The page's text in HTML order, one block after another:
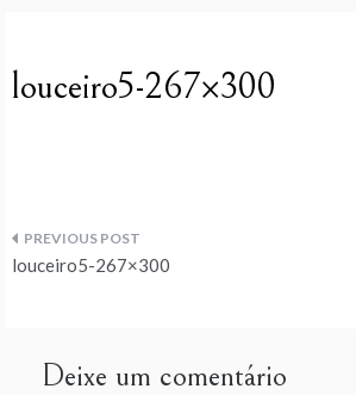
louceiro5-267×300
Navegação
artigos
louceiro5-267×300
Deixe um comentário